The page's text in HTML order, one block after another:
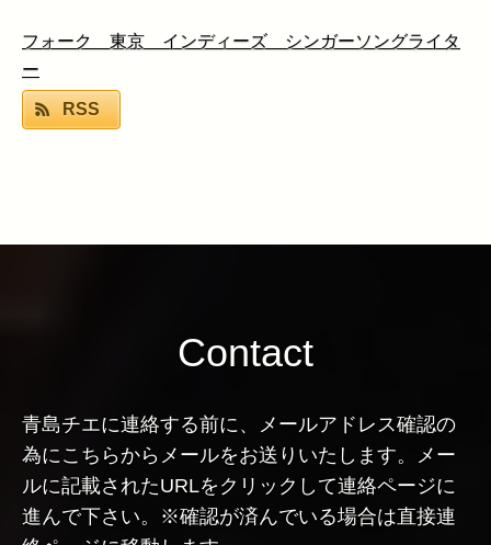
フォーク 東京 インディーズ シンガーソングライタ
ー
RSS
Contact
青島チエに連絡する前に、メールアドレス確認の
為にこちらからメールをお送りいたします。メー
ルに記載されたURLをクリックして連絡ページに
進んで下さい。※確認が済んでいる場合は直接連